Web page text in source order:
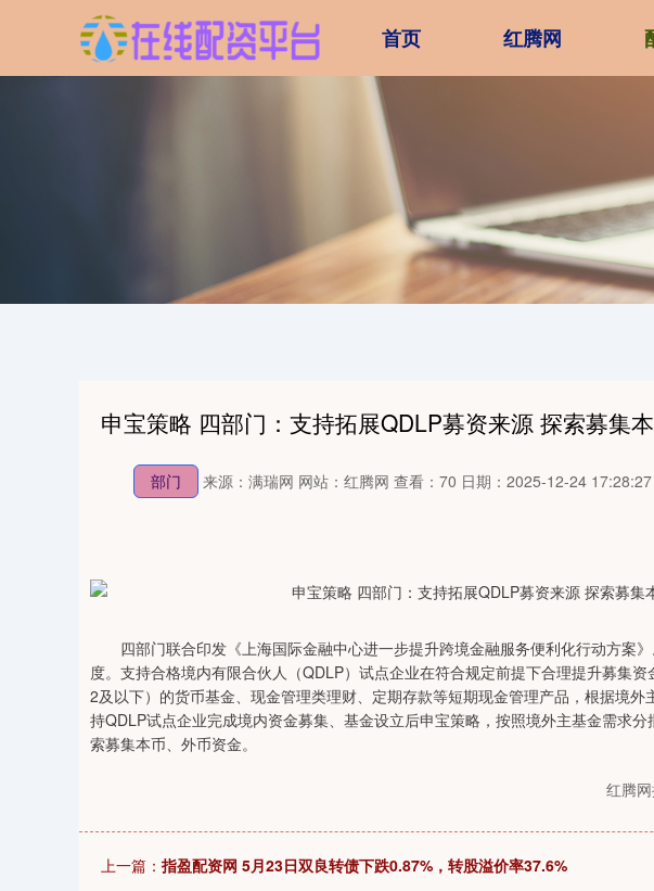
首页 红腾网
申宝策略 四部门：支持拓展QDLP募资来源 探索募集
部门 来源：满瑞网 网站：红腾网 查看：70 日期：2025-12-24 17:28:27
四部门联合印发《上海国际金融中心进一步提升跨境金融服务便利化行动方案
度。支持合格境内有限合伙人（QDLP）试点企业在符合规定前提下合理提升募集
2及以下）的货币基金、现金管理类理财、定期存款等短期现金管理产品，根据境
持QDLP试点企业完成境内资金募集、基金设立后申宝策略，按照境外主基金需求
索募集本币、外币资金。
红腾
上一篇： 指盈配资网 5月23日双良转债下跌0.87%，转股溢价率37.6%